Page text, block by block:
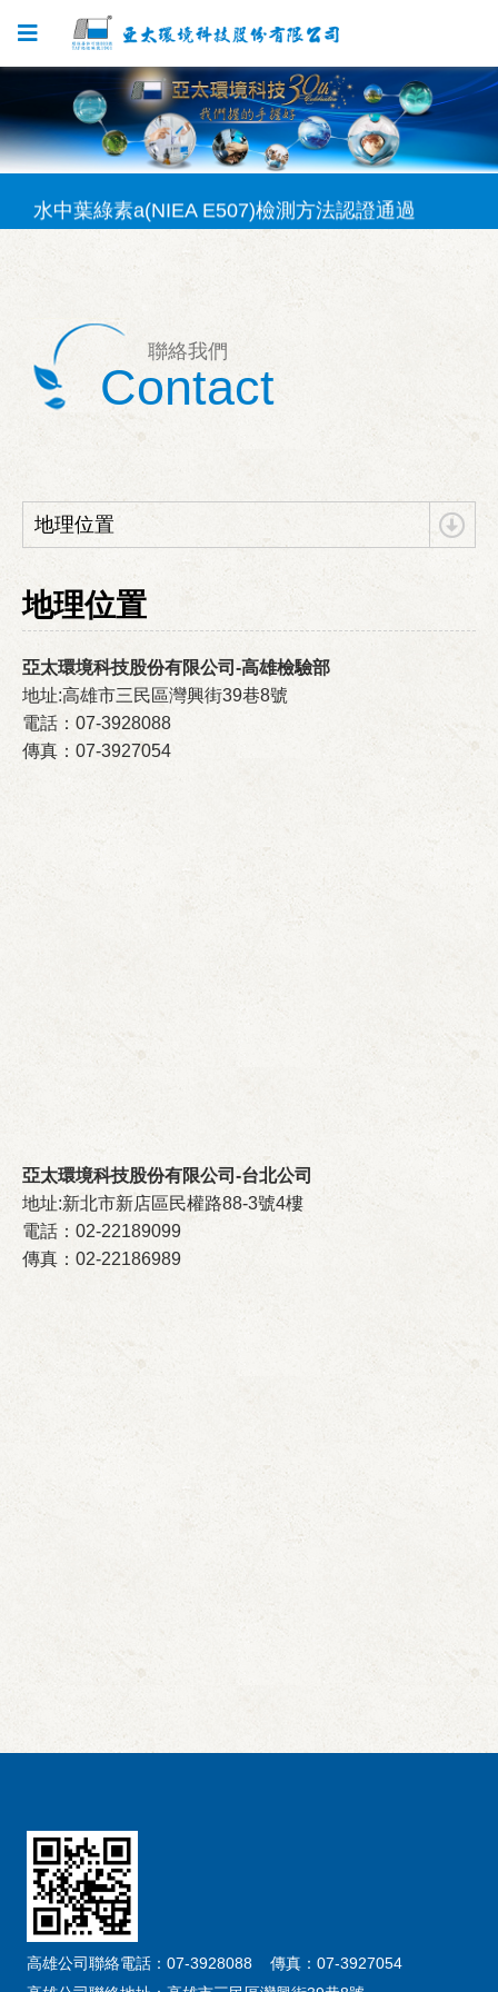
SVOC檢測方法認證通過
固體再生燃料(SRF)採樣方法認證通過
水中葉綠素a(NIEA E507)檢測方法認證通過
固體再生燃料(SRF)檢測方法認證通過
矽酸鹽(NIEA W450)檢測方法認證通過
SVOC檢測方法認證通過
固體再生燃料(SRF)採樣方法認證通過
聯絡我們
Contact
地理位置
地理位置
亞太環境科技股份有限公司-高雄檢驗部
地址:高雄市三民區灣興街39巷8號
電話：07-3928088
傳真：07-3927054
亞太環境科技股份有限公司-台北公司
地址:新北市新店區民權路88-3號4樓
電話：02-22189099
傳真：02-22186989
高雄公司聯絡電話：07-3928088 傳真：07-3927054